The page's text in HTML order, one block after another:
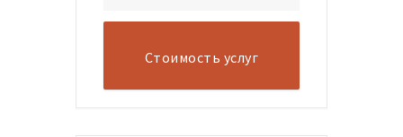
Стоимость услуг